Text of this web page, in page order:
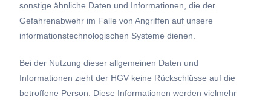
sonstige ähnliche Daten und Informationen, die der
Gefahrenabwehr im Falle von Angriffen auf unsere
informationstechnologischen Systeme dienen.
Bei der Nutzung dieser allgemeinen Daten und
Informationen zieht der HGV keine Rückschlüsse auf die
betroffene Person. Diese Informationen werden vielmehr